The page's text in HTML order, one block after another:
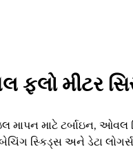
ફ્લો મીટર
માટે ટર્બાઇન, ઓવલ
સ્કિડ્સ અને ડેટા